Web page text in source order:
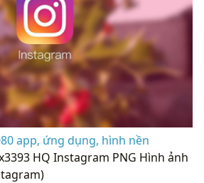
app, ứng dụng, hình nền
HQ Instagram PNG Hình ảnh